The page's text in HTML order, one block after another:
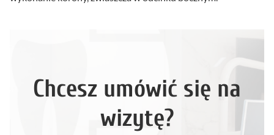
Chcesz umówić się na
wizytę?